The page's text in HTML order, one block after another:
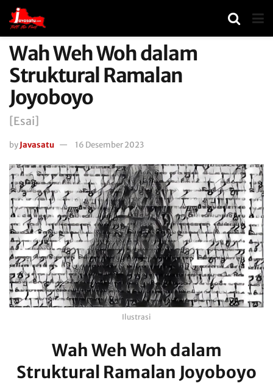
Wah Weh Woh dalam
Struktural Ramalan
Joyoboyo
[Esai]
byJavasatu 16 Desember 2023
Ilustrasi
Wah Weh Woh dalam
Struktural Ramalan Joyoboyo